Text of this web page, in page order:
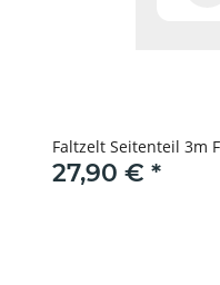
Faltzelt Seitenteil 3m
27,90 € *